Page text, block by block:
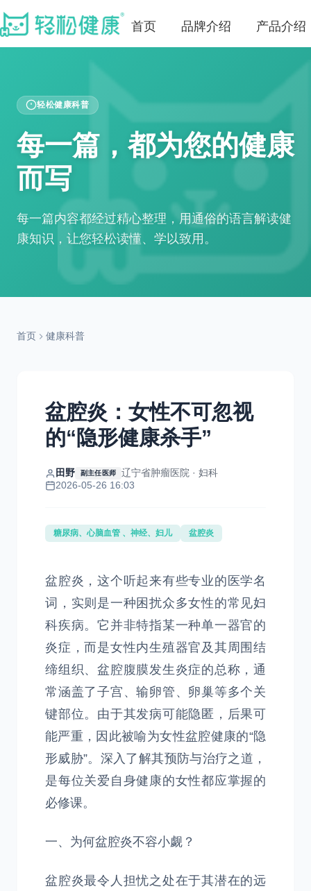
首页 品牌介绍 产品介绍
轻松健康科普
每一篇，都为您的健康
而写
每一篇内容都经过精心整理，用通俗的语言解读健
康知识，让您轻松读懂、学以致用。
首页 健康科普
盆腔炎：女性不可忽视
的“隐形健康杀手”
田野 副主任医师
辽宁省肿瘤医院 · 妇科
2026-05-26 16:03
糖尿病、心脑血管 、神经、妇儿 盆腔炎
盆腔炎，这个听起来有些专业的医学名
词，实则是一种困扰众多女性的常见妇
科疾病。它并非特指某一种单一器官的
炎症，而是女性内生殖器官及其周围结
缔组织、盆腔腹膜发生炎症的总称，通
常涵盖了子宫、输卵管、卵巢等多个关
键部位。由于其发病可能隐匿，后果可
能严重，因此被喻为女性盆腔健康的“隐
形威胁”。深入了解其预防与治疗之道，
是每位关爱自身健康的女性都应掌握的
必修课。
一、为何盆腔炎不容小觑？
盆腔炎最令人担忧之处在于其潜在的远